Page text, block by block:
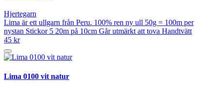
Hjertegarn
Lima är ett ullgarn från Peru. 100% ren ny ull 50g = 100m per
nystan Stickor 5 20m på 10cm Går utmärkt att tova Handtvätt
45 kr
Lima 0100 vit natur